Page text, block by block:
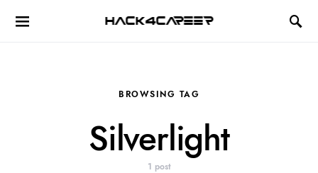
Hack4Career
BROWSING TAG
Silverlight
1 post